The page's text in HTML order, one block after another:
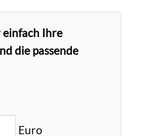
einfach Ihre
die passende
Euro